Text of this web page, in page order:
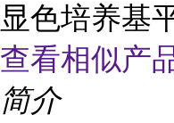
显色培养基
查看相似产
简介